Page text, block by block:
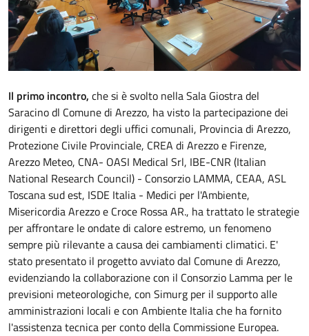
Descrizione
Il primo incontro, che si è svolto nella Sala Giostra del
Saracino dl Comune di Arezzo, ha visto la partecipazione dei
dirigenti e direttori degli uffici comunali, Provincia di Arezzo,
Protezione Civile Provinciale, CREA di Arezzo e Firenze,
Arezzo Meteo, CNA- OASI Medical Srl, IBE-CNR (Italian
National Research Council) - Consorzio LAMMA, CEAA, ASL
Toscana sud est, ISDE Italia - Medici per l'Ambiente,
Misericordia Arezzo e Croce Rossa AR., ha trattato le strategie
per affrontare le ondate di calore estremo, un fenomeno
sempre più rilevante a causa dei cambiamenti climatici. E'
stato presentato il progetto avviato dal Comune di Arezzo,
evidenziando la collaborazione con il Consorzio Lamma per le
previsioni meteorologiche, con Simurg per il supporto alle
amministrazioni locali e con Ambiente Italia che ha fornito
l'assistenza tecnica per conto della Commissione Europea.